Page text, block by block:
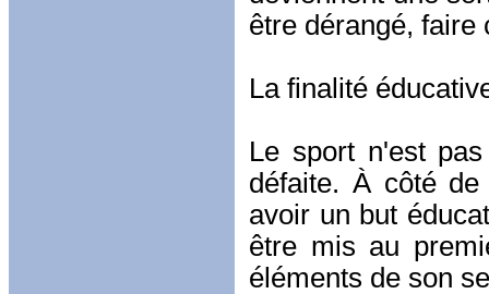
être dérangé, faire
La finalité
Le sport n'est
défaite. À côté
avoir un but
être mis au
éléments de son